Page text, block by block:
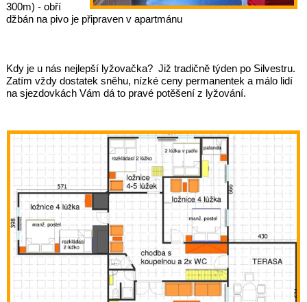
300m) - obří
džbán na pivo je připraven v apartmánu
Kdy je u nás nejlepší lyžovačka? Již tradičně týden po Silvestru.
Zatím vždy dostatek sněhu, nízké ceny permanentek a málo lidí
na sjezdovkách Vám dá to pravé potěšení z lyžování.